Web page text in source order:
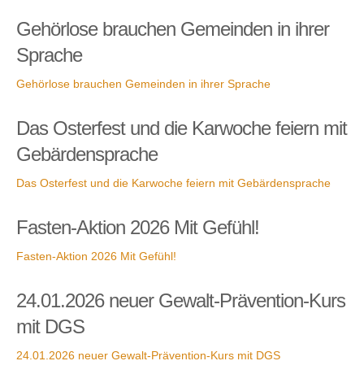
Gehörlose brauchen Gemeinden in ihrer
Sprache
Gehörlose brauchen Gemeinden in ihrer Sprache
Das Osterfest und die Karwoche feiern mit
Gebärdensprache
Das Osterfest und die Karwoche feiern mit Gebärdensprache
Fasten-Aktion 2026 Mit Gefühl!
Fasten-Aktion 2026 Mit Gefühl!
24.01.2026 neuer Gewalt-Prävention-Kurs
mit DGS
24.01.2026 neuer Gewalt-Prävention-Kurs mit DGS